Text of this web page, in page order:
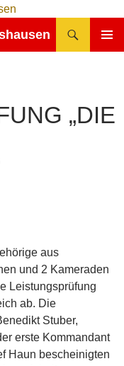
„DIE
aus
und 2 Kameraden
Leistungsprüfung
ab. Die
Stuber,
erste Kommandant
Haun bescheinigten